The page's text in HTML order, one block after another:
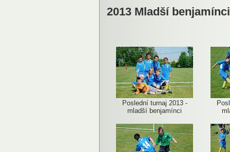
2013 Mladší
Poslední turnaj 2013 -
mladší benjamínci